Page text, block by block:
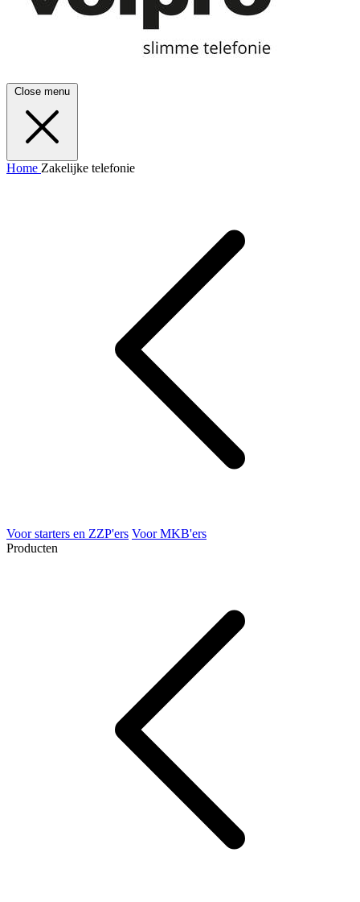
Close menu
Home Zakelijke telefonie
Voor starters en ZZP'ers Voor MKB'ers
Producten